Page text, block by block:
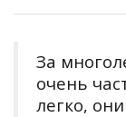
За
очень
легко,